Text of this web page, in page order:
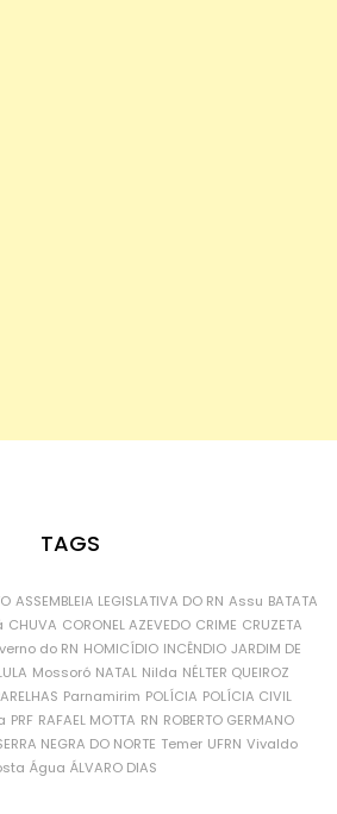
TAGS
ASSEMBLEIA LEGISLATIVA DO RN Assu BATATA
CHUVA CORONEL AZEVEDO CRIME CRUZETA
do RN HOMICÍDIO INCÊNDIO JARDIM DE
Mossoró NATAL Nilda NÉLTER QUEIROZ
Parnamirim POLÍCIA POLÍCIA CIVIL
PRF RAFAEL MOTTA RN ROBERTO GERMANO
NEGRA DO NORTE Temer UFRN Vivaldo
Água ÁLVARO DIAS